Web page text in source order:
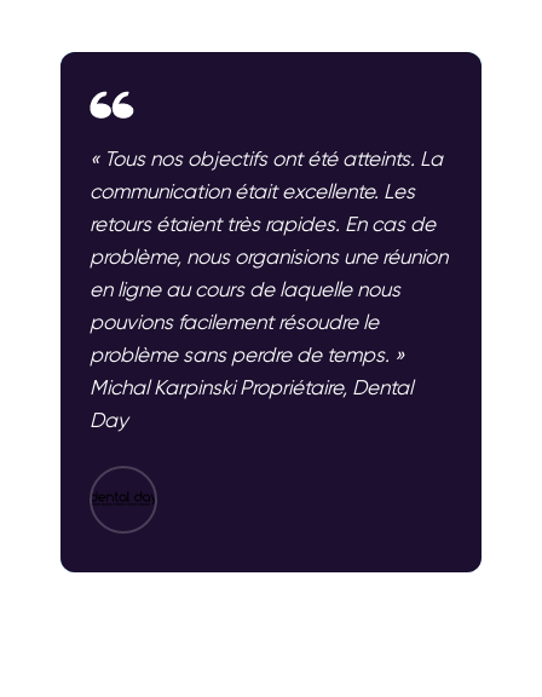
« Tous nos objectifs ont été atteints. La
communication était excellente. Les
retours étaient très rapides. En cas de
problème, nous organisions une réunion
en ligne au cours de laquelle nous
pouvions facilement résoudre le
problème sans perdre de temps. »
Michal Karpinski Propriétaire, Dental
Day